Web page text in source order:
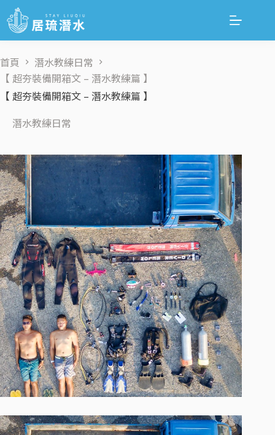
首頁
潛水教練日常
【 超夯裝備開箱文 – 潛水教練篇 】
【 超夯裝備開箱文 – 潛水教練篇 】
潛水教練日常